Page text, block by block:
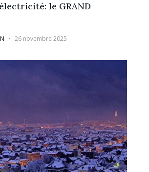
le GRAND
26 novembre 2025